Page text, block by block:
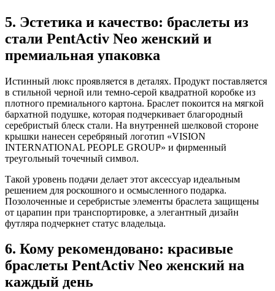
5. Эстетика и качество: браслеты из
стали PentActiv Neo женский и
премиальная упаковка
Истинный люкс проявляется в деталях. Продукт поставляется
в стильной черной или темно-серой квадратной коробке из
плотного премиального картона. Браслет покоится на мягкой
бархатной подушке, которая подчеркивает благородный
серебристый блеск стали. На внутренней шелковой стороне
крышки нанесен серебряный логотип «VISION
INTERNATIONAL PEOPLE GROUP» и фирменный
треугольный точечный символ.
Такой уровень подачи делает этот аксессуар идеальным
решением для роскошного и осмысленного подарка.
Позолоченные и серебристые элементы браслета защищены
от царапин при транспортировке, а элегантный дизайн
футляра подчеркнет статус владельца.
6. Кому рекомендовано: красивые
браслеты PentActiv Neo женский на
каждый день